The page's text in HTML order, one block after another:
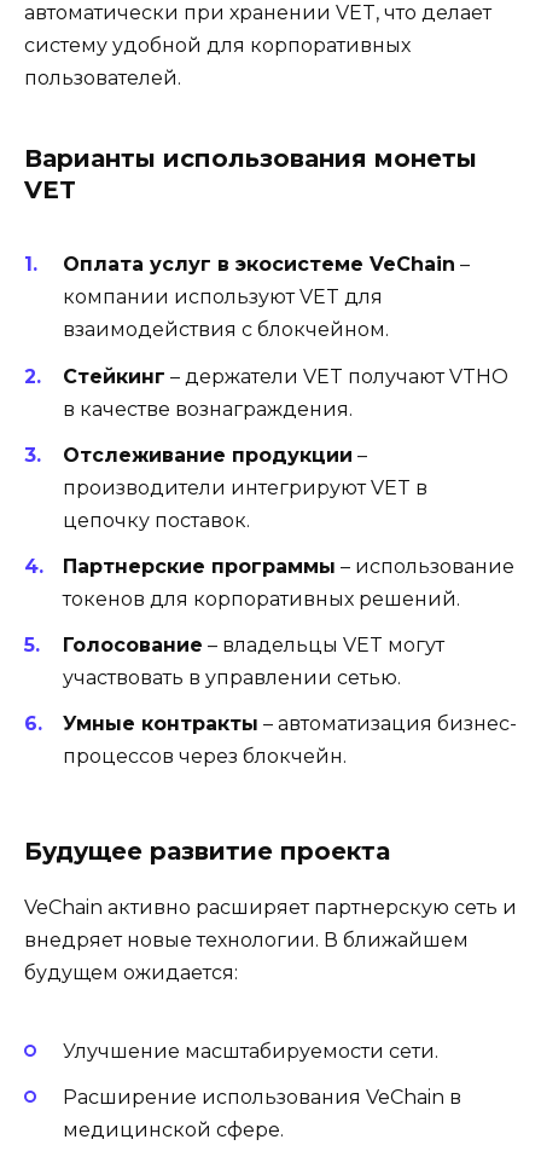
автоматически при хранении VET, что делает
систему удобной для корпоративных
пользователей.
Варианты использования монеты
VET
Оплата услуг в экосистеме VeChain –
компании используют VET для
взаимодействия с блокчейном.
Стейкинг – держатели VET получают VTHO
в качестве вознаграждения.
Отслеживание продукции –
производители интегрируют VET в
цепочку поставок.
Партнерские программы – использование
токенов для корпоративных решений.
Голосование – владельцы VET могут
участвовать в управлении сетью.
Умные контракты – автоматизация бизнес-
процессов через блокчейн.
Будущее развитие проекта
VeChain активно расширяет партнерскую сеть и
внедряет новые технологии. В ближайшем
будущем ожидается:
Улучшение масштабируемости сети.
Расширение использования VeChain в
медицинской сфере.